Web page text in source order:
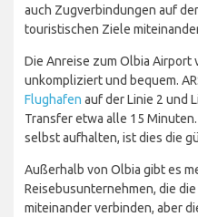
auch Zugverbindungen auf
touristischen Ziele
Die Anreise zum Olbia Airport
unkompliziert und bequem.
Flughafen auf der Linie 2 und
Transfer etwa alle 15
selbst aufhalten, ist dies die
Außerhalb von Olbia gibt es
Reisebusunternehmen, die
miteinander verbinden, aber